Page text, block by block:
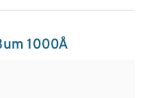
1000Å